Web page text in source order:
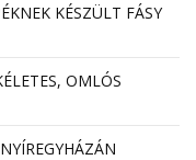
KÉSZÜLT FÁSY
OMLÓS